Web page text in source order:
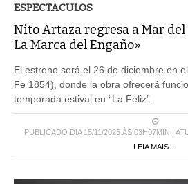
ESPECTACULOS
Nito Artaza regresa a Mar del
La Marca del Engaño»
El estreno será el 26 de diciembre en
Fe 1854), donde la obra ofrecerá
temporada estival en “La Feliz”.
PUBLICADO DIA 15/11/2025 ÀS 03H07MIN |
LEIA MAIS ...